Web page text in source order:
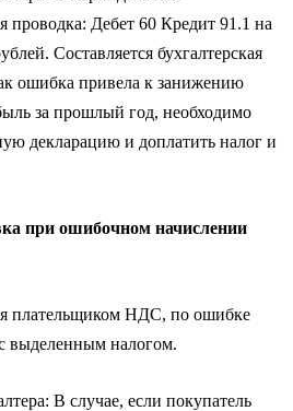
проводка: Дебет 60 Кредит 91.1 на
Составляется бухгалтерская
ошибка привела к занижению
за прошлый год, необходимо
декларацию и доплатить налог и
при ошибочном начислении
плательщиком НДС, по ошибке
выделенным налогом.
В случае, если покупатель